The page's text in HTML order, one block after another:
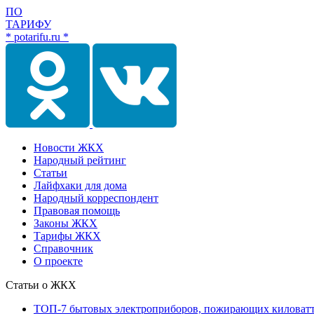
ПО
ТАРИФУ
* potarifu.ru *
Новости ЖКХ
Народный рейтинг
Статьи
Лайфхаки для дома
Народный корреспондент
Правовая помощь
Законы ЖКХ
Тарифы ЖКХ
Справочник
О проекте
Статьи о ЖКХ
ТОП-7 бытовых электроприборов, пожирающих